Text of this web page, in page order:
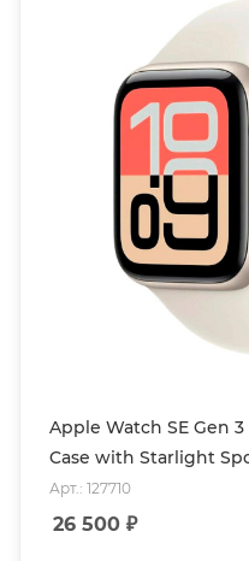
Apple Watch SE Gen
Case with Starlight
Арт.: 127710
26 500 ₽